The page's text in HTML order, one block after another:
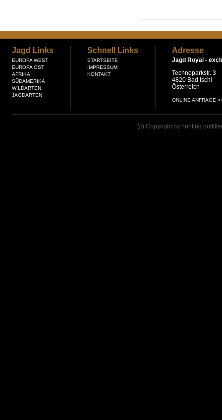
Jagd Links
EUROPA WEST
EUROPA OST
AFRIKA
SÜDAMERIKA
WILDARTEN
JAGDARTEN
Schnell Links
STARTSEITE
IMPRESSUM
KONTAKT
Adresse
Jagd Royal -
Technoparkstr. 3
4820 Bad Ischl
Österreich
ONLINE ANFRAGE
(c) Copyright by hunting